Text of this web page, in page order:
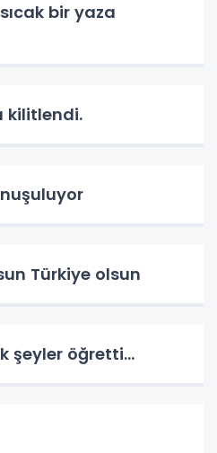
bir yaza
kilitlendi.
Türkiye olsun
şeyler öğretti…